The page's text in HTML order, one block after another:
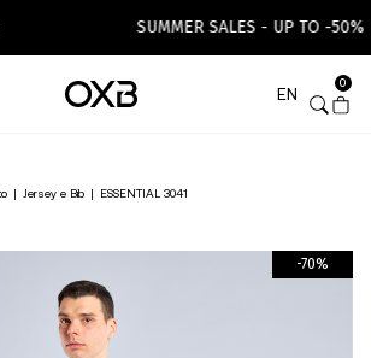
SUMMER SALES - UP TO -50%
EN
0
| Jersey e Bib | ESSENTIAL 3041
-70%